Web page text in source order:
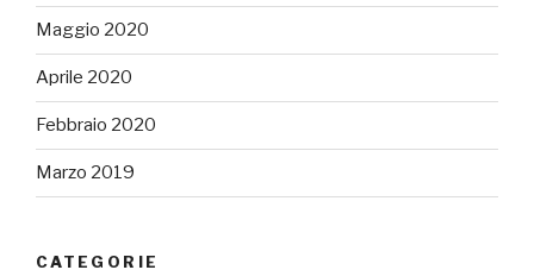
Maggio 2020
Aprile 2020
Febbraio 2020
Marzo 2019
CATEGORIE